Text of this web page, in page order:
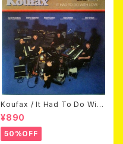
Koufax / It Had To Do With
Love (CD)
¥890
50%OFF